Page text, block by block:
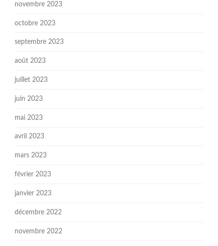
novembre 2023
octobre 2023
septembre 2023
août 2023
juillet 2023
juin 2023
mai 2023
avril 2023
mars 2023
février 2023
janvier 2023
décembre 2022
novembre 2022